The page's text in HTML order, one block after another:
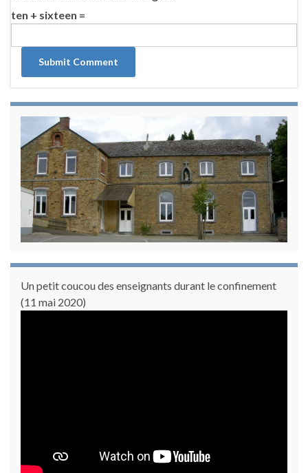
ten + sixteen =
Un petit coucou des enseignants durant le confinement
(11 mai 2020)